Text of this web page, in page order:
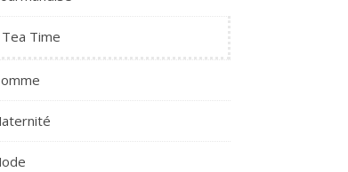
Tea Time